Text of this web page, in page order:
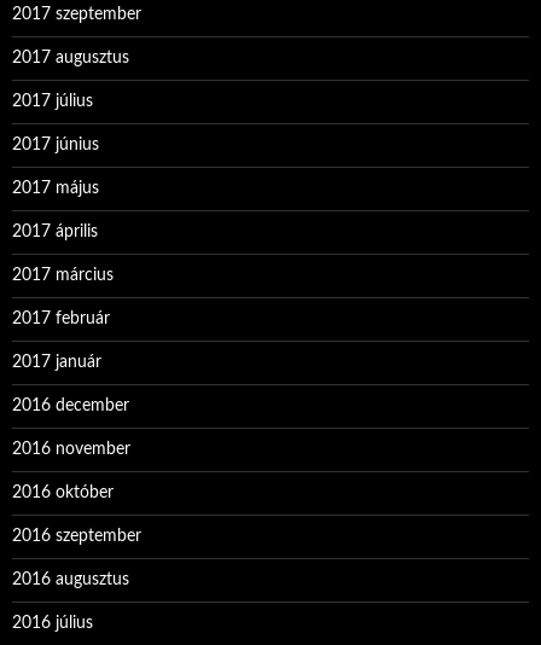
2017 szeptember
2017 augusztus
2017 július
2017 június
2017 május
2017 április
2017 március
2017 február
2017 január
2016 december
2016 november
2016 október
2016 szeptember
2016 augusztus
2016 július